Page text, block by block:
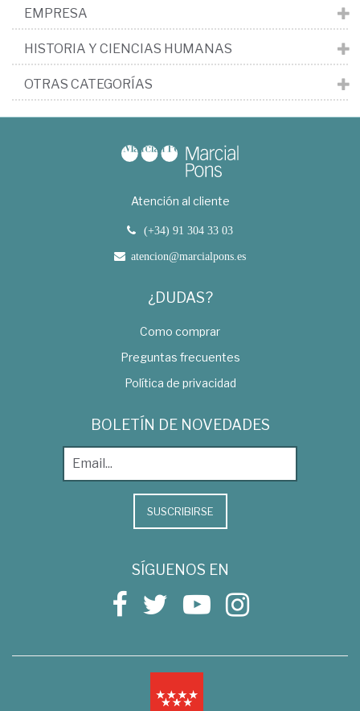
EMPRESA
HISTORIA Y CIENCIAS HUMANAS
OTRAS CATEGORÍAS
Atención al cliente
(+34) 91 304 33 03
atencion@marcialpons.es
¿DUDAS?
Como comprar
Preguntas frecuentes
Política de privacidad
BOLETÍN DE NOVEDADES
SUSCRIBIRSE
SÍGUENOS EN